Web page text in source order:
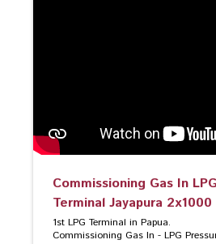
Commissioning Gas In
Terminal Jayapura
1st LPG Terminal in Papua.
Commissioning Gas In - LPG